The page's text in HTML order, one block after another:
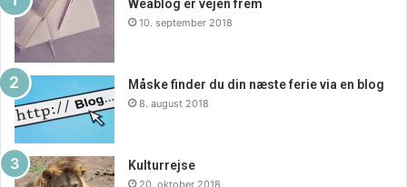
Weablog er vejen frem
10. september 2018
Måske finder du din næste ferie via en blog
8. august 2018
Kulturrejse
20. oktober 2018